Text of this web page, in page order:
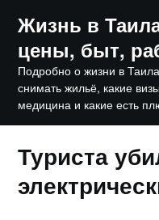
content
Жизнь в
цены, быт,
Подробно о жизни в
снимать жильё, какие
медицина и какие есть
Туриста